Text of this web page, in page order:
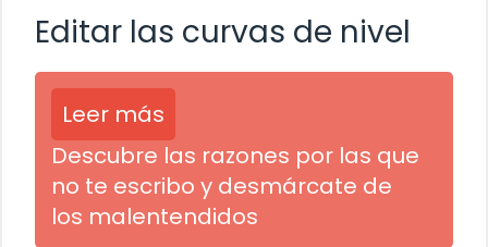
Editar las curvas de nivel
Leer más
Descubre las razones por las que
no te escribo y desmárcate de
los malentendidos